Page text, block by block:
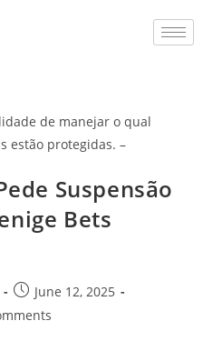
de manejar o qual
estão protegidas. –
Suspensão
Bets
June 12, 2025